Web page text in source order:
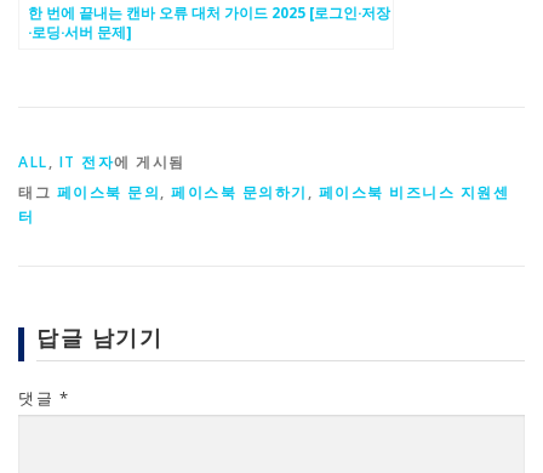
한 번에 끝내는 캔바 오류 대처 가이드 2025 [로그인·저장
·로딩·서버 문제]
ALL, IT 전자에 게시됨
태그 페이스북 문의, 페이스북 문의하기 , 페이스북 비즈니스 지원센
터
답글 남기기
댓글 *